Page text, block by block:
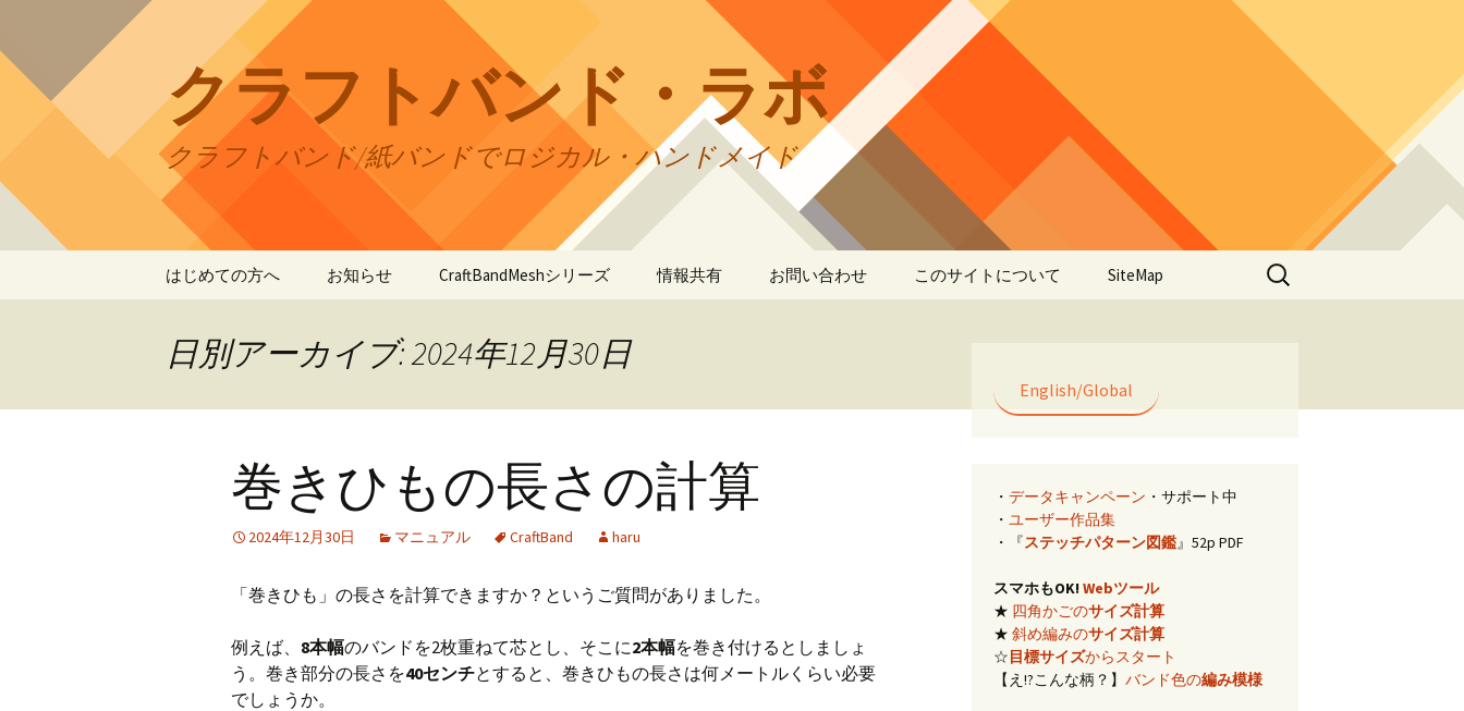
テ
キ
プ
クラフトバンド・ラボ
クラフトバンド/紙バンドでロジカル・ハンドメイド
はじめての方へ お知らせ CraftBandMeshシリーズ
CraftBandSquare45
CraftBandKnot出力例
CraftBandSquare
順
手動インストール手順
データについて
情報共有
リンク・リンク
四角かごのサイズ計算
目標サイズからの概算
バンド色の編み模様
お問い合わせ このサイトについて
折りカラー編み
(OriColorWeave)につい
SiteMap
検
索:
日別アーカイブ: 2024年12月30日
巻きひもの長さの計算
2024年12月30日 マニュアル CraftBand haru
「巻きひも」の長さを計算できますか？というご質問がありました。
例えば、 8本幅のバンドを2枚重ねて芯とし、そこに2本幅を巻き付けるとしましょ
う。巻き部分の長さを40センチとすると、巻きひもの長さは何メートルくらい必要
でしょうか。
English/Global
・ データキャンペーン ・サポート中
・ ユーザー作品集
・『ステッチパターン図鑑』52p PDF
スマホもOK! Webツール
★ 四角かごのサイズ計算
★ 斜め編みのサイズ計算
☆目標サイズからスタート
【え!?こんな柄？】 バンド色の編み模様